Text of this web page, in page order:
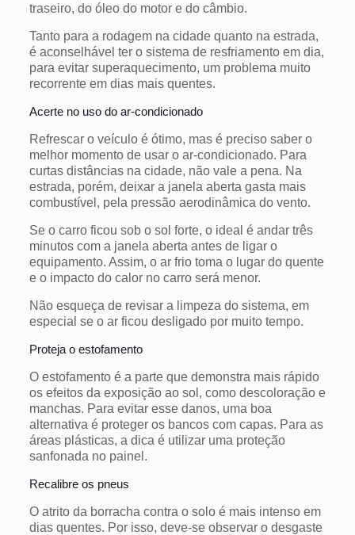
traseiro, do óleo do motor e do câmbio.
Tanto para a rodagem na cidade quanto na estrada,
é aconselhável ter o sistema de resfriamento em dia,
para evitar superaquecimento, um problema muito
recorrente em dias mais quentes.
Acerte no uso do ar-condicionado
Refrescar o veículo é ótimo, mas é preciso saber o
melhor momento de usar o ar-condicionado. Para
curtas distâncias na cidade, não vale a pena. Na
estrada, porém, deixar a janela aberta gasta mais
combustível, pela pressão aerodinâmica do vento.
Se o carro ficou sob o sol forte, o ideal é andar três
minutos com a janela aberta antes de ligar o
equipamento. Assim, o ar frio toma o lugar do quente
e o impacto do calor no carro será menor.
Não esqueça de revisar a limpeza do sistema, em
especial se o ar ficou desligado por muito tempo.
Proteja o estofamento
O estofamento é a parte que demonstra mais rápido
os efeitos da exposição ao sol, como descoloração e
manchas. Para evitar esse danos, uma boa
alternativa é proteger os bancos com capas. Para as
áreas plásticas, a dica é utilizar uma proteção
sanfonada no painel.
Recalibre os pneus
O atrito da borracha contra o solo é mais intenso em
dias quentes. Por isso, deve-se observar o desgaste